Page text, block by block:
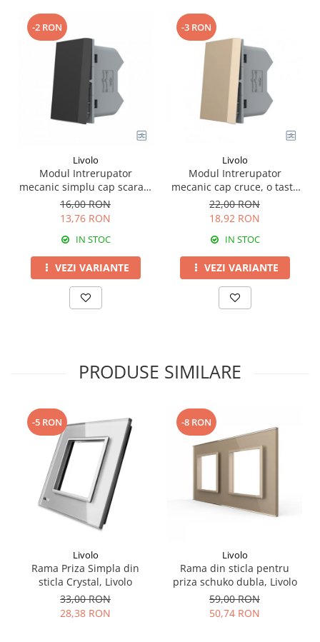
-2 RON
Livolo
Modul Intrerupator
mecanic simplu cap scara 1
M,Livolo
16,00 RON
13,76 RON
IN STOC
VEZI VARIANTE
-3 RON
Livolo
Modul Intrerupator
mecanic cap cruce, o tasta
1M Livolo
22,00 RON
18,92 RON
IN STOC
VEZI VARIANTE
PRODUSE SIMILARE
-5 RON
Livolo
Rama Priza Simpla din
sticla Crystal, Livolo
33,00 RON
28,38 RON
-8 RON
Livolo
Rama din sticla pentru
priza schuko dubla, Livolo
59,00 RON
50,74 RON